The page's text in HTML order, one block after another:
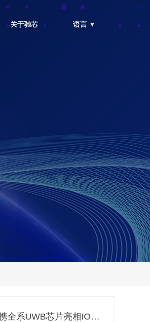
关于驰芯 语言 ▼
全系UWB芯片亮相IO…